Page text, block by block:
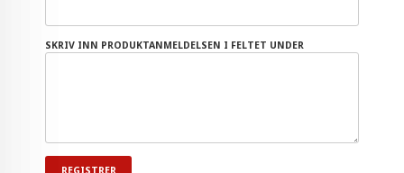
SKRIV INN PRODUKTANMELDELSEN I FELTET UNDER